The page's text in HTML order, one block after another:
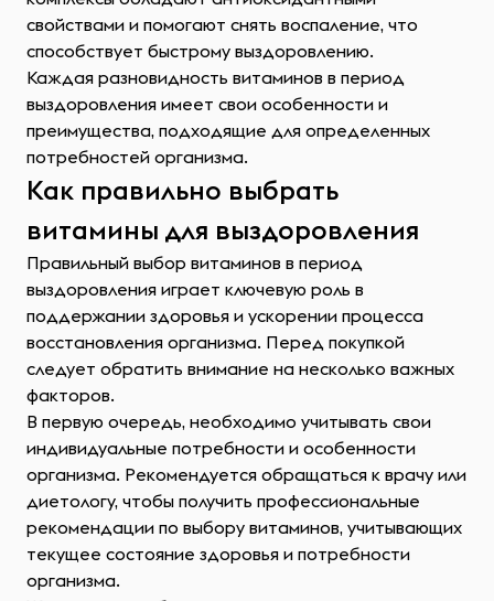
свойствами и помогают снять воспаление, что
способствует быстрому выздоровлению.
Каждая разновидность витаминов в период
выздоровления имеет свои особенности и
преимущества, подходящие для определенных
потребностей организма.
Как правильно выбрать
витамины для выздоровления
Правильный выбор витаминов в период
выздоровления играет ключевую роль в
поддержании здоровья и ускорении процесса
восстановления организма. Перед покупкой
следует обратить внимание на несколько важных
факторов.
В первую очередь, необходимо учитывать свои
индивидуальные потребности и особенности
организма. Рекомендуется обращаться к врачу или
диетологу, чтобы получить профессиональные
рекомендации по выбору витаминов, учитывающих
текущее состояние здоровья и потребности
организма.